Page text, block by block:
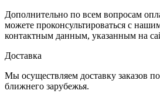
Дополнительно по всем вопросам
можете проконсультироваться с
контактным данным, указанным на
Доставка
Мы осуществляем доставку заказов
ближнего зарубежья.